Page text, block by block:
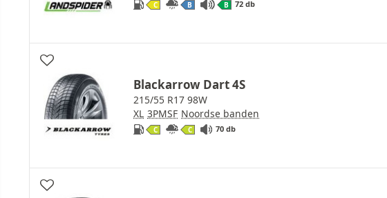
C B B 72 db
Blackarrow Dart 4S
215/55 R17 98W
XL 3PMSF Noordse banden
C C 70 db